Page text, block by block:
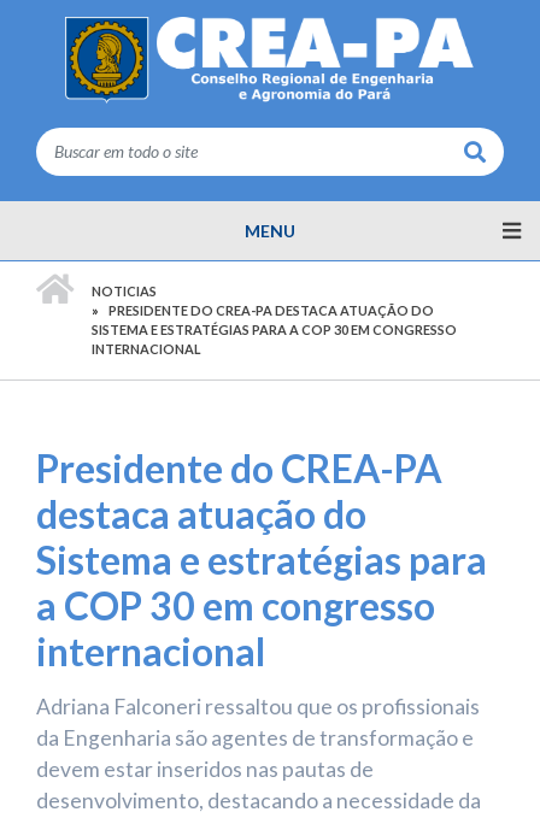
Buscar
MENU
NOTICIAS
PRESIDENTE DO CREA-PA DESTACA ATUAÇÃO DO
SISTEMA E ESTRATÉGIAS PARA A COP 30 EM CONGRESSO
INTERNACIONAL
Presidente do CREA-PA
destaca atuação do
Sistema e estratégias para
a COP 30 em congresso
internacional
Adriana Falconeri ressaltou que os profissionais
da Engenharia são agentes de transformação e
devem estar inseridos nas pautas de
desenvolvimento, destacando a necessidade da